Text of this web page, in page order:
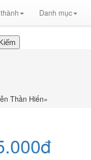
Danh mục
Thần Hiến»